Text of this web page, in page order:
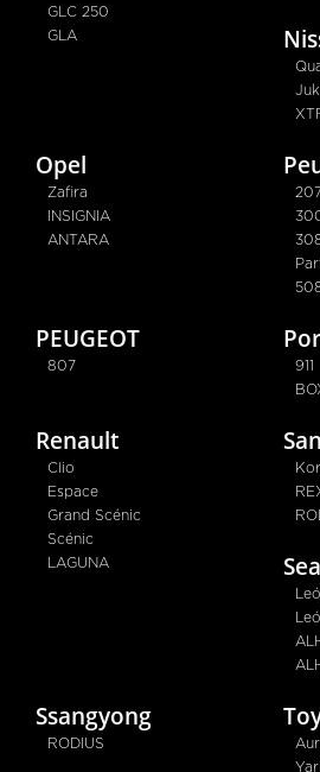
GLC 250
GLA
Opel
Zafira
INSIGNIA
ANTARA
PEUGEOT
807
911
Renault
Clio
Espace
Grand Scénic
Scénic
LAGUNA
Ssangyong
RODIUS